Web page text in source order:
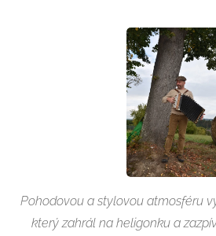
Pohodovou a stylovou atmosféru
který zahrál na heligonku a